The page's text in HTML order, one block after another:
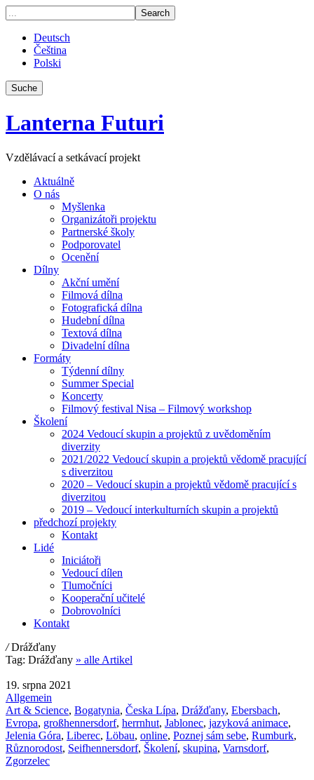
Deutsch
Čeština
Polski
Suche
Lanterna Futuri
Vzdělávací a setkávací projekt
Aktuálně
O nás
Myšlenka
Organizátoři projektu
Partnerské školy
Podporovatel
Ocenění
Dílny
Akční umění
Filmová dílna
Fotografická dílna
Hudební dílna
Textová dílna
Divadelní dílna
Formáty
Týdenní dílny
Summer Special
Koncerty
Filmový festival Nisa – Filmový workshop
Školení
2024 Vedoucí skupin a projektů z uvědoměním
diverzity
2021/2022 Vedoucí skupin a projektů vědomě pracující
s diverzitou
2020 – Vedoucí skupin a projektů vědomě pracující s
diverzitou
2019 – Vedoucí interkulturních skupin a projektů
předchozí projekty
Kontakt
Lidé
Iniciátoři
Vedoucí dílen
Tlumočníci
Kooperační učitelé
Dobrovolníci
Kontakt
/ Drážďany
Tag: Drážďany » alle Artikel
19. srpna 2021
Allgemein
Art & Science, Bogatynia, Česka Lípa, Drážďany, Ebersbach,
Evropa, großhennersdorf, herrnhut, Jablonec, jazyková animace,
Jelenia Góra, Liberec, Löbau, online, Poznej sám sebe, Rumburk,
Různorodost, Seifhennersdorf, Školení, skupina, Varnsdorf,
Zgorzelec